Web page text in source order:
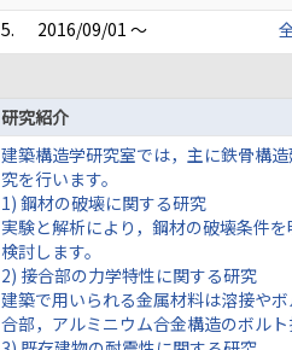
5.
2016/09/01 ～
研究紹介
建築構造学研究室では，主に鉄骨構
究を行います。
1) 鋼材の破壊に関する研究
実験と解析により，鋼材の破壊条件
検討します。
2) 接合部の力学特性に関する研究
建築で用いられる金属材料は溶接や
合部，アルミニウム合金構造のボル